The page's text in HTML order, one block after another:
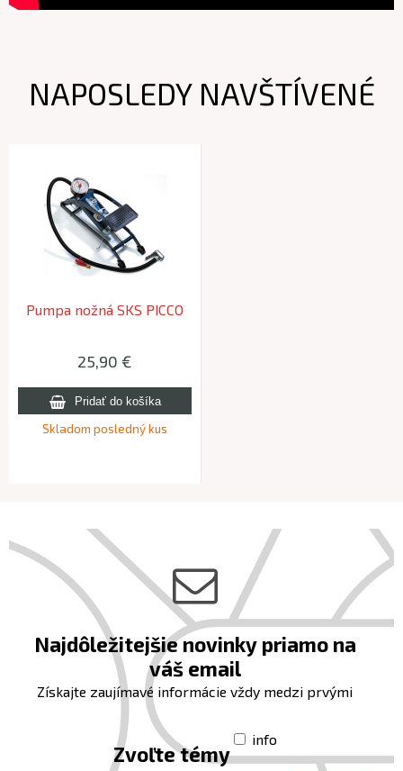
NAPOSLEDY NAVŠTÍVENÉ
Pumpa nožná SKS PICCO
25,90 €
Skladom posledný kus
Najdôležitejšie novinky priamo na
váš email
Získajte zaujímavé informácie vždy medzi prvými
Zvoľte témy
info